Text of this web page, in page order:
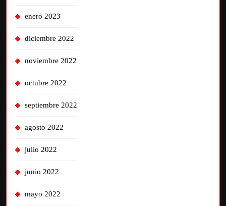
enero 2023
diciembre 2022
noviembre 2022
octubre 2022
septiembre 2022
agosto 2022
julio 2022
junio 2022
mayo 2022